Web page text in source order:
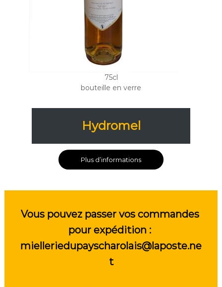
75cl
bouteille en verre
Hydromel
Plus d’informations
Vous pouvez passer vos commandes
pour expédition :
mielleriedupayscharolais@laposte.ne
t